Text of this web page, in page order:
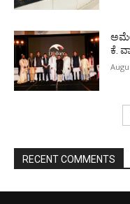
ಕೆ.
RECENT COMMENTS